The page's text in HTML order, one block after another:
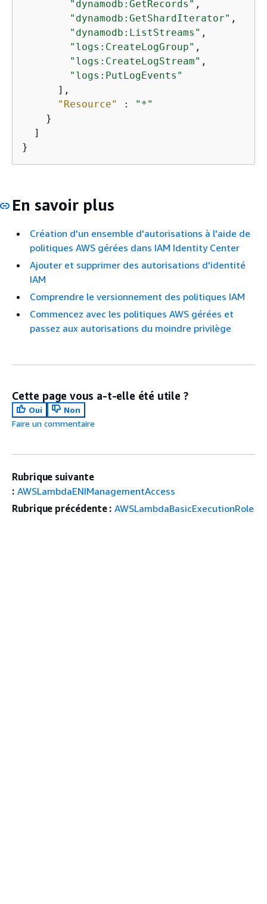
"dynamodb:GetRecords" ,
"dynamodb:GetShardIterator" ,
"dynamodb:ListStreams" ,
"logs:CreateLogGroup" ,
"logs:CreateLogStream" ,
"logs:PutLogEvents"
      ],
"Resource"
:
"*"
    }
  ]
}
En savoir plus
Création d'un ensemble d'autorisations à l'aide de
politiques AWS gérées dans IAM Identity Center
Ajouter et supprimer des autorisations d'identité
IAM
Comprendre le versionnement des politiques IAM
Commencez avec les politiques AWS gérées et
passez aux autorisations du moindre privilège
Cette page vous a-t-elle été utile ?
Oui
Non
Faire un commentaire
Rubrique suivante
: AWSLambdaENIManagementAccess
Rubrique précédente : AWSLambdaBasicExecutionRole